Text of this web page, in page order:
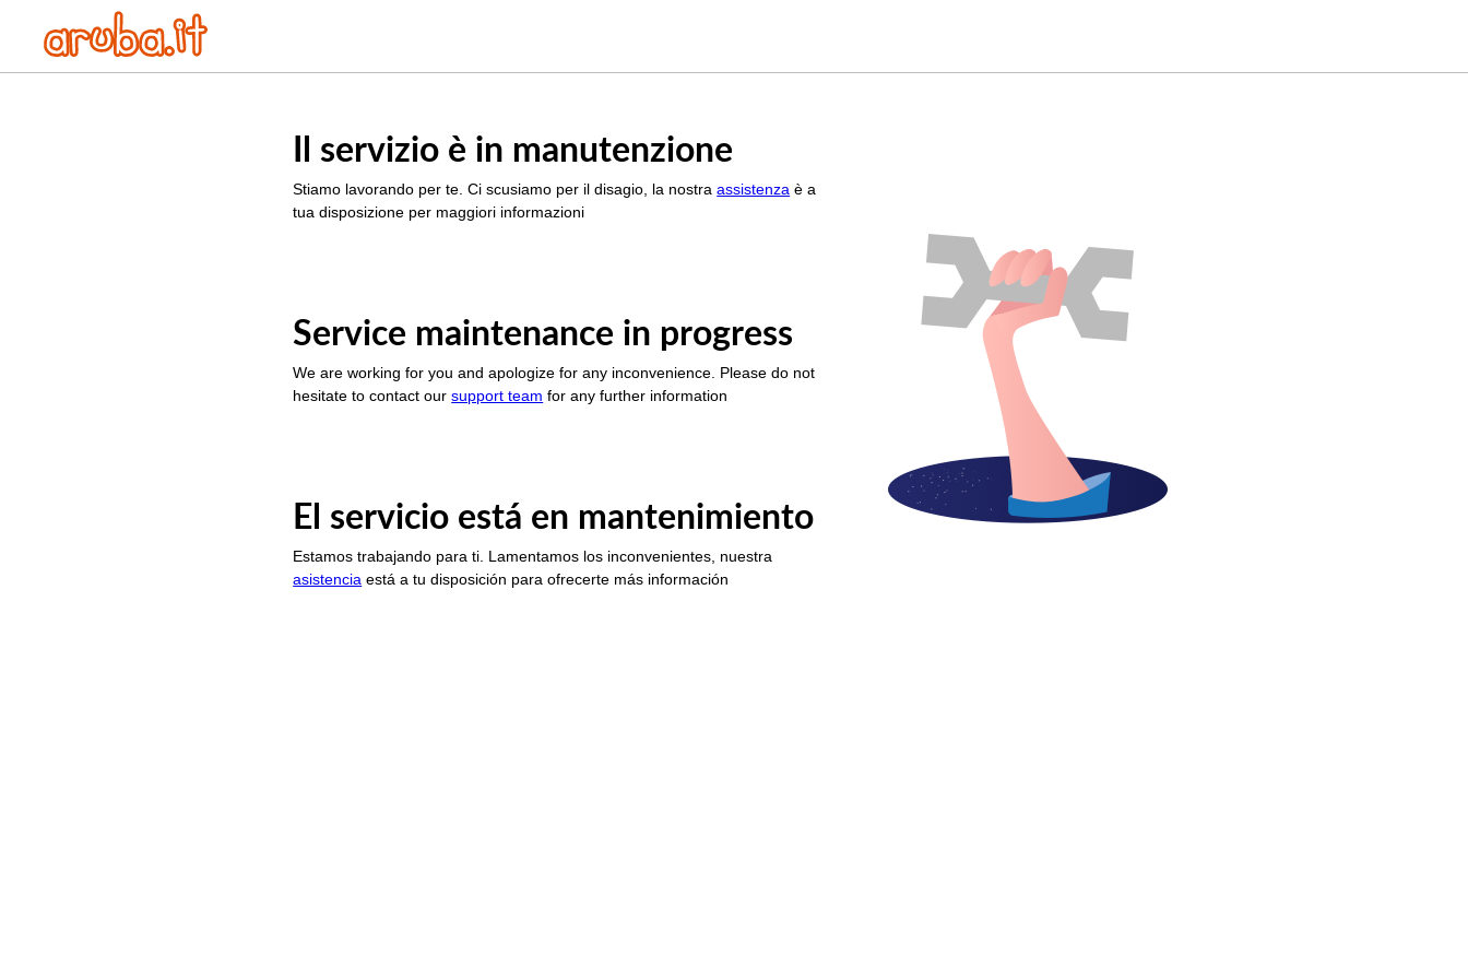
Il servizio è in manutenzione
Stiamo lavorando per te. Ci scusiamo per il disagio, la nostraassistenza è a
tua disposizione per maggiori informazioni
Service maintenance in progress
We are working for you and apologize for any inconvenience. Please do not
hesitate to contact oursupport team for any further information
El servicio está en mantenimiento
Estamos trabajando para ti. Lamentamos los inconvenientes, nuestra
asistencia está a tu disposición para ofrecerte más información